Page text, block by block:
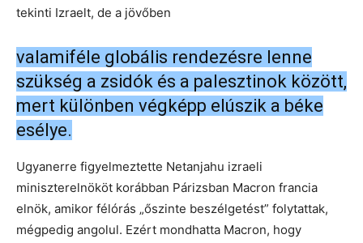
tekinti Izraelt, de a jövőben
valamiféle globális rendezésre lenne
szükség a zsidók és a palesztinok között,
mert különben végképp elúszik a béke
esélye.
Ugyanerre figyelmeztette Netanjahu izraeli
miniszterelnököt korábban Párizsban Macron francia
elnök, amikor félórás „őszinte beszélgetést” folytattak,
mégpedig angolul. Ezért mondhatta Macron, hogy